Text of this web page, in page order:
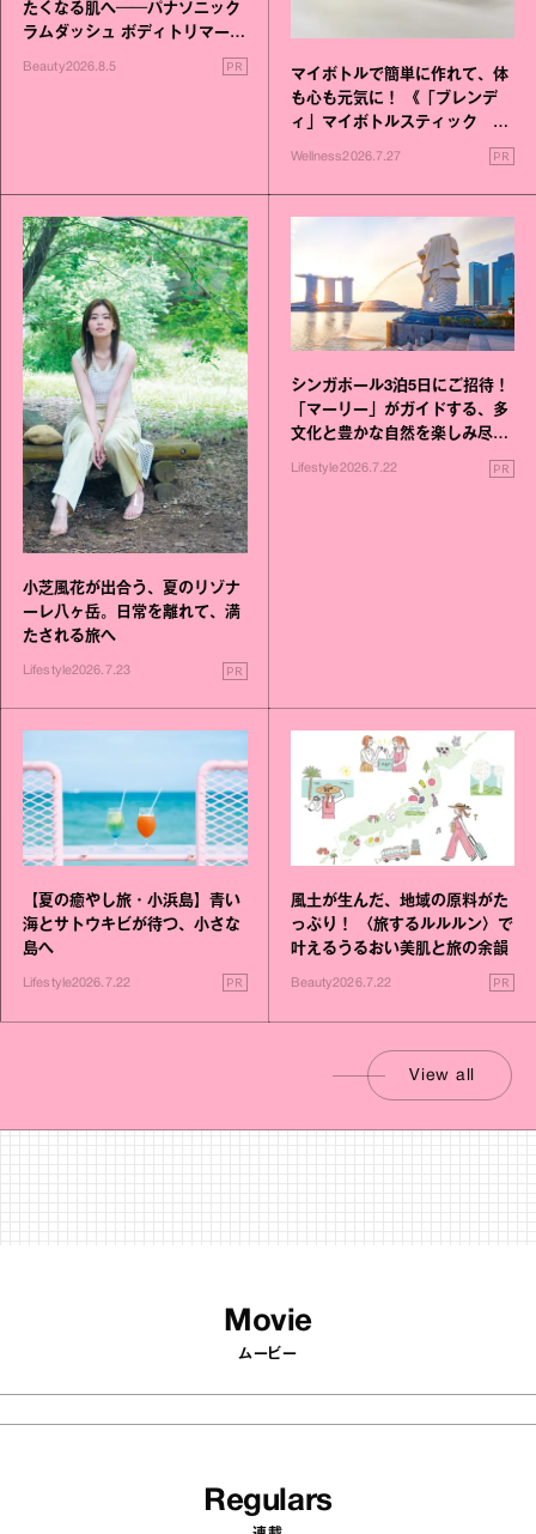
たくなる肌へ──パナソニック
ラムダッシュ ボディトリマーが
Beauty2026.8.5 PR
マイボトルで簡単に作れて、体
も心も元気に！ 《「ブレンデ
ィ」マイボトルスティック い
いこと毎日》シリーズが誕生
Wellness2026.7.27 PR
小芝風花が出合う、夏のリゾナ
ーレ八ヶ岳。日常を離れて、満
たされる旅へ
Lifestyle2026.7.23 PR
シンガポール3泊5日にご招待！
「マーリー」がガイドする、多
文化と豊かな自然を楽しみ尽く
Lifestyle2026.7.22 PR
【夏の癒やし旅・小浜島】青い
海とサトウキビが待つ、小さな
島へ
Lifestyle2026.7.22 PR
風土が生んだ、地域の原料がた
っぷり！ 〈旅するルルルン〉で
叶えるうるおい美肌と旅の余韻
Beauty2026.7.22 PR
View all
Movie
ムービー
Regulars